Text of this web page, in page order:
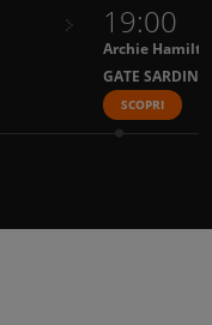
19:00
Archie
GATE
SCOPRI